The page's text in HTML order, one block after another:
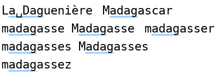
La␣Daguenière Madagascar
madagasse Madagasse madagasser
madagasses Madagasses
madagassez